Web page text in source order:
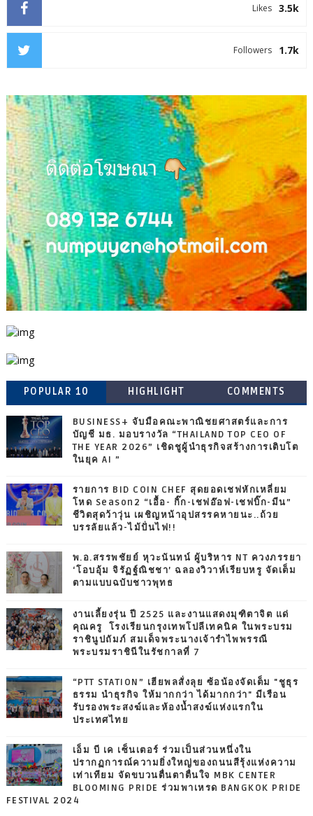
3.5k
Likes
1.7k
Followers
POPULAR 10 HIGHLIGHT COMMENTS
BUSINESS+ จับมือคณะพาณิชยศาสตร์และการ
บัญชี มธ. มอบรางวัล “THAILAND TOP CEO OF
THE YEAR 2026” เชิดชูผู้นำธุรกิจสร้างการเติบโต
ในยุค AI ”
รายการ BID COIN CHEF สุดยอดเชฟหักเหลี่ยม
โหด Season2 “เอื้อ- กิ๊ก-เชฟอ๊อฟ-เชฟบิ๊ก-มีน”
ชีวิตสุดว้าวุ่น เผชิญหน้าอุปสรรคหายนะ..ถ้วย
บรรลัยแล้ว-ไม้ปั่นไฟ!!
พ.อ.สรรพชัยย์ หุวะนันทน์ ผู้บริหาร NT ควงภรรยา
‘โอบอุ้ม จิรัฏฐ์ณิชชา’ ฉลองวิวาห์เรียบหรู จัดเต็ม
ตามแบบฉบับชาวพุทธ
งานเลี้ยงรุ่น ปี 2525 และงานแสดงมุฑิตาจิต แด่
คุณครู โรงเรียนกรุงเทพโปลีเทคนิค ในพระบรม
ราชินูปถัมภ์ สมเด็จพระนางเจ้ารำไพพรรณี
พระบรมราชินีในรัชกาลที่ 7
“PTT STATION” เฮียพลสั่งลุย ซ้อน้องจัดเต็ม "ชูธุร
ธรรม นำธุรกิจ ให้มากกว่า ได้มากกว่า" มีเรือน
รับรองพระสงฆ์และห้องน้ำสงฆ์แห่งแรกใน
ประเทศไทย
เอ็ม บี เค เซ็นเตอร์ ร่วมเป็นส่วนหนึ่งใน
ปรากฏการณ์ความยิ่งใหญ่ของถนนสีรุ้งแห่งความ
เท่าเทียม จัดขบวนตื่นตาตื่นใจ MBK CENTER
BLOOMING PRIDE ร่วมพาเหรด BANGKOK PRIDE
FESTIVAL 2024